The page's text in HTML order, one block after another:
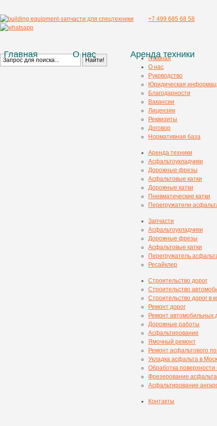
+7 499 685 68 58
Главная О нас Аренда техники
Главная
О нас
Руководство
Юридическая
Благодарности
Вакансии
Лицензии
Реквизиты
Договор
Нормативная база
Аренда техники
Асфальтоукладчики
Дорожные фрезы
Асфальтовые катки
Дорожные катки
Пневматические катки
Перегружатели
Запчасти
Асфальтоукладчики
Дорожные фрезы
Асфальтовые катки
Перегружатель
Ресайклер
Строительство дорог
Строительство
Строительство дорог в
Ремонт дорог
Ремонт автомобильных
Дорожные работы
Асфальтирование
Ямочный ремонт
Ремонт асфальтового
Укладка асфальта в
Обработка
Фрезерование асфальта
Асфальтирование
Контакты